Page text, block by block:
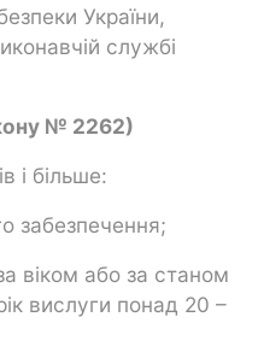
України,
службі
№ 2262)
і більше:
забезпечення;
віком або за станом
вислуги понад 20 –